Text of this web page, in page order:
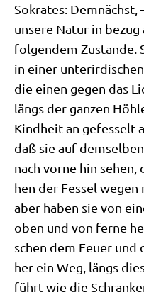
Sokra­tes: Dem­nächst,
unse­re Natur in
fol­gen­dem Zustan­de.
in einer
die einen gegen das
längs der gan­zen
Kind­heit an gefes­selt
daß sie auf
nach vor­ne hin
hen der Fes­sel
aber haben sie von
oben und von fer­ne
schen dem Feu­er
her ein Weg, längs
führt wie die